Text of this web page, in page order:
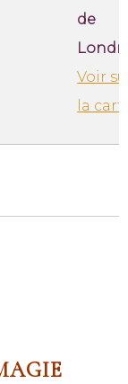
de
Voir
la